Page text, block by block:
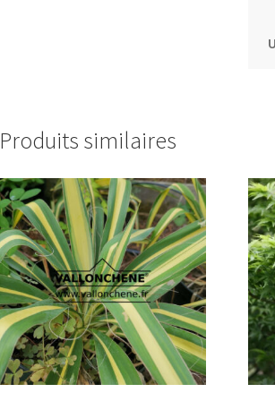
Produits similaires